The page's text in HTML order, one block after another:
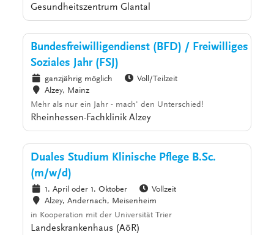
Gesundheitszentrum Glantal
Bundesfreiwilligendienst (BFD) / Freiwilliges
Soziales Jahr (FSJ)
ganzjährig möglich
Voll/Teilzeit
Alzey, Mainz
Mehr als nur ein Jahr - mach' den Unterschied!
Rheinhessen-Fachklinik Alzey
Duales Studium Klinische Pflege B.Sc.
(m/w/d)
1. April oder 1. Oktober
Vollzeit
Alzey, Andernach, Meisenheim
in Kooperation mit der Universität Trier
Landeskrankenhaus (AöR)